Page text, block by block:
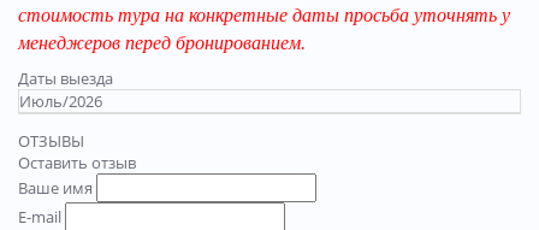
стоимость тура на конкретные даты просьба уточнять у
менеджеров перед бронированием.
Даты выезда
Июль/2026
ОТЗЫВЫ
Оставить отзыв
Ваше имя
E-mail